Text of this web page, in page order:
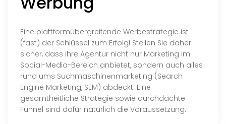
Eine plattformübergreifende Werbestrategie ist
(fast) der Schlüssel zum Erfolg! Stellen Sie daher
sicher, dass Ihre Agentur nicht nur Marketing im
Social-Media-Bereich anbietet, sondern auch alles
rund ums Suchmaschinenmarketing (Search
Engine Marketing, SEM) abdeckt. Eine
gesamtheitliche Strategie sowie durchdachte
Funnel sind dafür natürlich die Voraussetzung.